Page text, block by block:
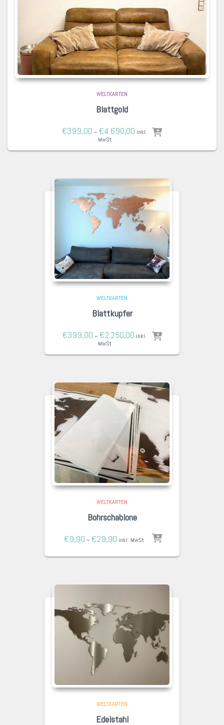
WELTKARTEN
Blattgold
€399,00 – €4.690,00 inkl.
MwSt
WELTKARTEN
Blattkupfer
€399,00 – €2.250,00 inkl.
MwSt
WELTKARTEN
Bohrschablone
€9,90 – €29,90 inkl. MwSt
WELTKARTEN
Edelstahl